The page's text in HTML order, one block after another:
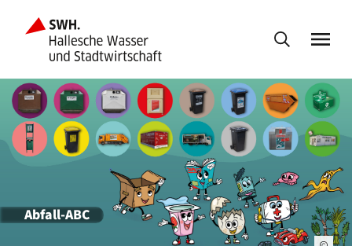
Abfall-ABC